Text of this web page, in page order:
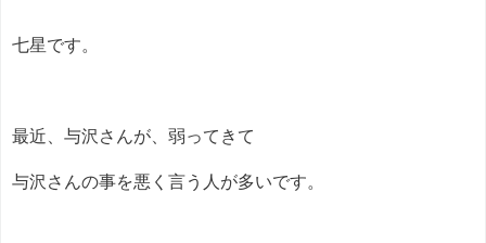
七星です。
最近、与沢さんが、弱ってきて
与沢さんの事を悪く言う人が多いです。